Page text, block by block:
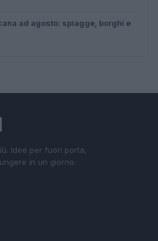
ad agosto: spiagge, borghi e
Idee per fuori porta,
in un giorno.